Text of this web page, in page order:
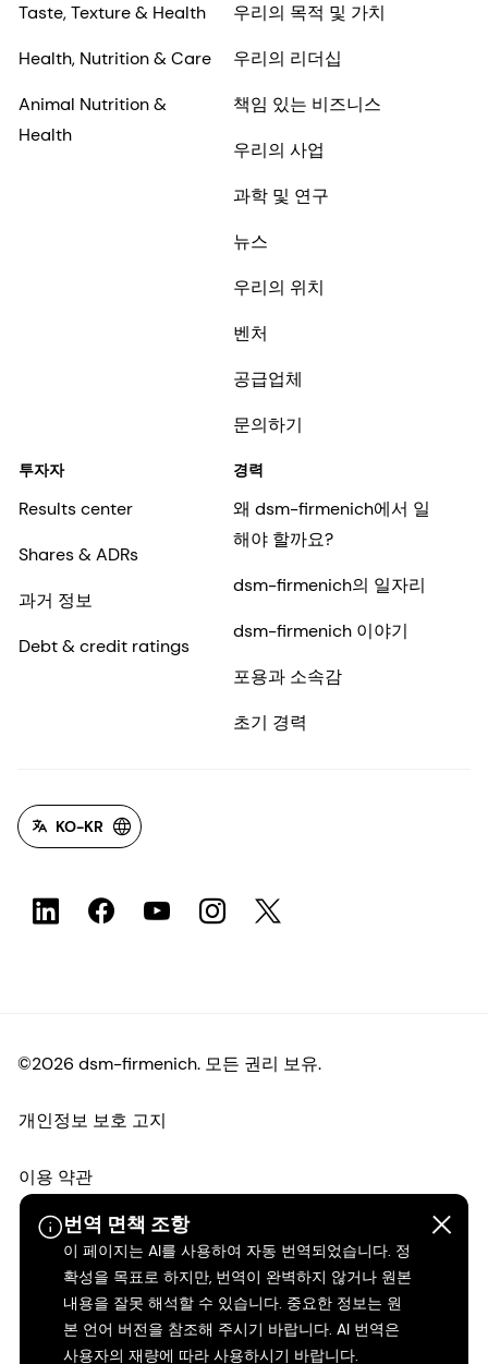
번역 면책 조항
이 페이지는 AI를 사용하여 자동 번역되었습니다. 정
확성을 목표로 하지만, 번역이 완벽하지 않거나 원본
내용을 잘못 해석할 수 있습니다. 중요한 정보는 원
본 언어 버전을 참조해 주시기 바랍니다. AI 번역은
사용자의 재량에 따라 사용하시기 바랍니다.
Taste, Texture & Health
Health, Nutrition & Care
Animal Nutrition &
Health
우리의 목적 및 가치
우리의 리더십
책임 있는 비즈니스
우리의 사업
과학 및 연구
뉴스
우리의 위치
벤처
공급업체
문의하기
투자자
Results center
Shares & ADRs
과거 정보
Debt & credit ratings
경력
왜 dsm-firmenich에서 일
해야 할까요?
dsm-firmenich의 일자리
dsm-firmenich 이야기
포용과 소속감
초기 경력
KO-KR
©2026 dsm-firmenich. 모든 권리 보유.
개인정보 보호 고지
이용 약관
약관
캘리포니아 투명성
접근성 성명서